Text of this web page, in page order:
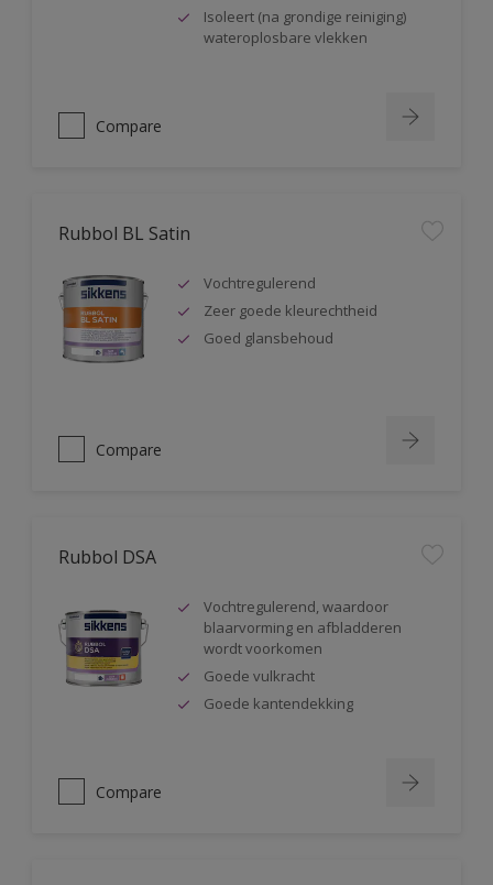
Isoleert (na grondige reiniging)
wateroplosbare vlekken
Compare
Rubbol BL Satin
Vochtregulerend
Zeer goede kleurechtheid
Goed glansbehoud
Compare
Rubbol DSA
Vochtregulerend, waardoor
blaarvorming en afbladderen
wordt voorkomen
Goede vulkracht
Goede kantendekking
Compare